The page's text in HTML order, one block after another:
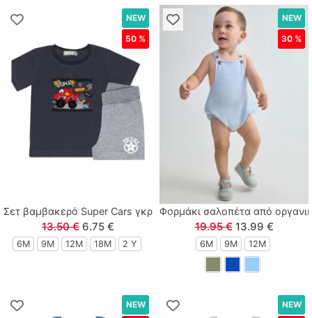
Σετ βαμβακερό Super Cars γκρι
13.50 € 6.75 €
6M 9M 12M 18M 2 Y
NEW
50 %
Φορμάκι σαλοπέτα από
19.95 € 13.99 €
6M 9M 12M
NEW
30 %
NEW
NEW